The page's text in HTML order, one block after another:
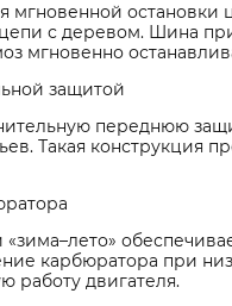
мгновенной
с деревом. Шина
мгновенно
защитой
переднюю
Такая конструкция
карбюратора при
работу двигателя.